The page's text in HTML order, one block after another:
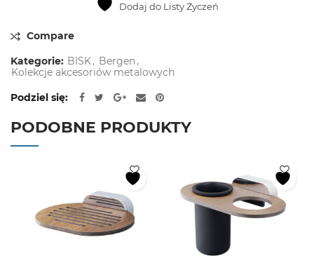
Dodaj do Listy Życzeń
Compare
Kategorie: BISK, Bergen ,
Kolekcje akcesoriów metalowych
Podziel się
PODOBNE PRODUKTY